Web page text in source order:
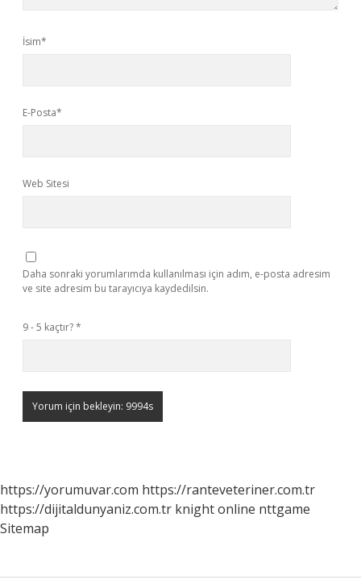
İsim*
E-Posta*
Web Sitesi
Daha sonraki yorumlarımda kullanılması için adım, e-posta adresim
ve site adresim bu tarayıcıya kaydedilsin.
9 - 5 kaçtır?*
https://yorumuvar.com https://ranteveteriner.com.tr
https://dijitaldunyaniz.com.tr knight online nttgame
Sitemap